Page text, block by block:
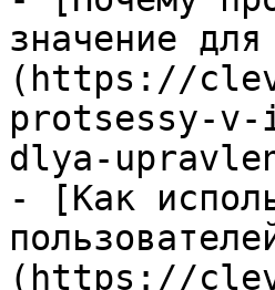
значение
(https://
protsessy-
dlya-
- [Как
(https://